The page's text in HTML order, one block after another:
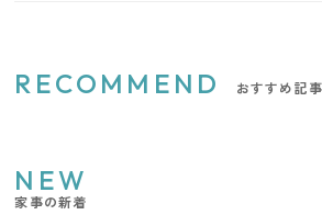
RECOMMEND おすすめ記事
NEW
家事の新着